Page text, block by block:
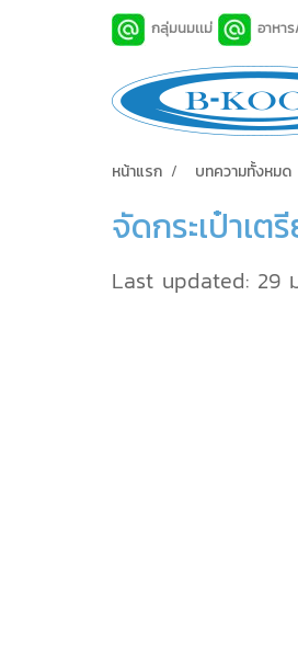
กลุ่มนมเเม่ อาหา
หน้าแรก บทความทั้งหมด
จัดกระเป๋าเ
Last updated: 29